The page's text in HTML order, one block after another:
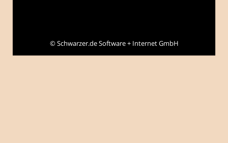
©Schwarzer.de Software + Internet GmbH